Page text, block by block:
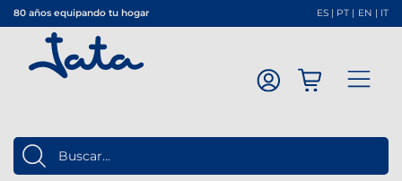
80 años equipando tu hogar ES | PT | EN | IT